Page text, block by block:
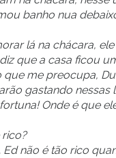
banho nua
lá na chácara,
que a casa ficou
que me preocupa,
gastando nessas
Onde é que
rico?
Ed não é tão rico